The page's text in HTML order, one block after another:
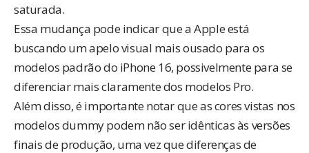
saturada.
Essa mudança pode indicar que a Apple está
buscando um apelo visual mais ousado para os
modelos padrão do iPhone 16, possivelmente para se
diferenciar mais claramente dos modelos Pro.
Além disso, é importante notar que as cores vistas nos
modelos dummy podem não ser idênticas às versões
finais de produção, uma vez que diferenças de